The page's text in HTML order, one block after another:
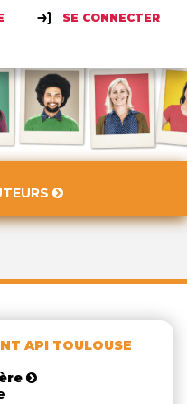
SE CONNECTER
API TOULOUSE